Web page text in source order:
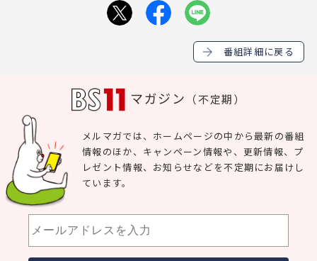
番組詳細に戻る
マガジン （不定期）
メルマガでは、ホームページの中から最新の番組
情報のほか、キャンペーン情報や、更新情報、プ
レゼント情報、お知らせなどを不定期にお届けし
ています。